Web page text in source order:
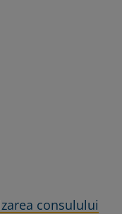
consulului